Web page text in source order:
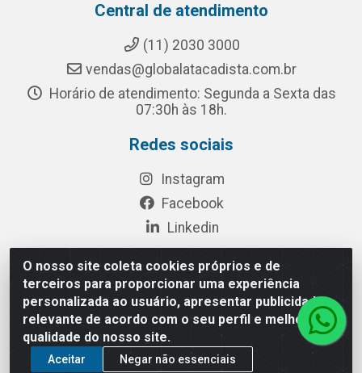
O nosso site coleta cookies próprios e de
terceiros para proporcionar uma experiência
personalizada ao usuário, apresentar publicidade
relevante de acordo com o seu perfil e melhorar a
qualidade do nosso site.
Aceitar Negar não essenciais
Central de atendimento
(11) 2030 3000
vendas@globalatacadista.com.br
Horário de atendimento: Segunda a Sexta das
07:30h às 18h.
Redes sociais
Instagram
Facebook
Linkedin
Rua Chipuê, 117 - S. Miguel Paulista São Paulo/SP - CEP
08010-260- CNPJ: 03.010.739/0001-72